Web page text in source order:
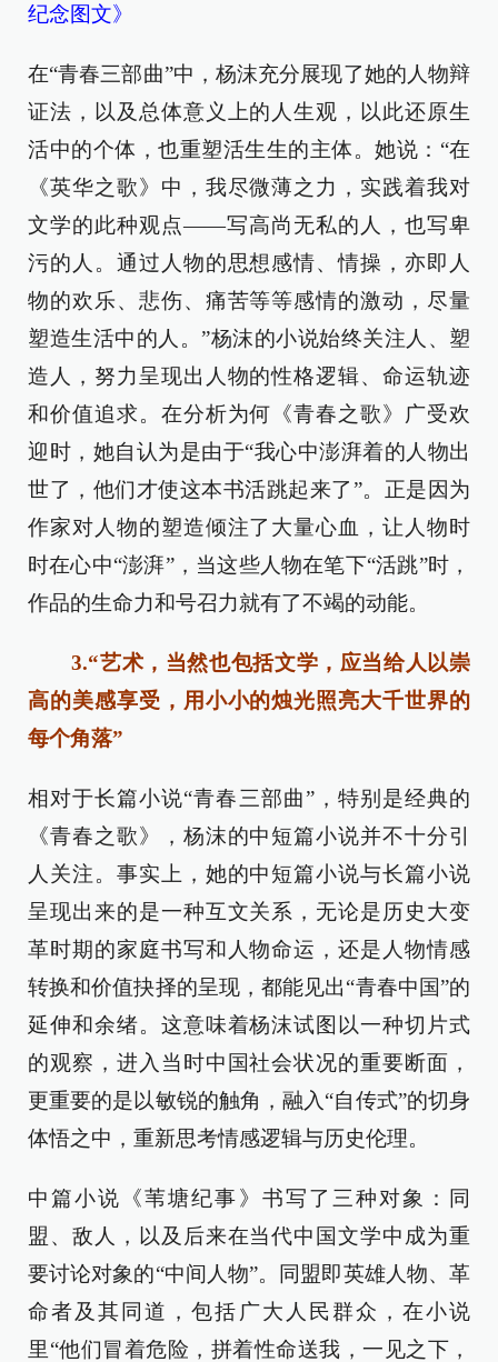
纪念图文》
在“青春三部曲”中，杨沫充分展现了她的人物辩
证法，以及总体意义上的人生观，以此还原生
活中的个体，也重塑活生生的主体。她说：“在
《英华之歌》中，我尽微薄之力，实践着我对
文学的此种观点——写高尚无私的人，也写卑
污的人。通过人物的思想感情、情操，亦即人
物的欢乐、悲伤、痛苦等等感情的激动，尽量
塑造生活中的人。”杨沫的小说始终关注人、塑
造人，努力呈现出人物的性格逻辑、命运轨迹
和价值追求。在分析为何《青春之歌》广受欢
迎时，她自认为是由于“我心中澎湃着的人物出
世了，他们才使这本书活跳起来了”。正是因为
作家对人物的塑造倾注了大量心血，让人物时
时在心中“澎湃”，当这些人物在笔下“活跳”时，
作品的生命力和号召力就有了不竭的动能。
3.“艺术，当然也包括文学，应当给人以崇
高的美感享受，用小小的烛光照亮大千世界的
每个角落”
相对于长篇小说“青春三部曲”，特别是经典的
《青春之歌》，杨沫的中短篇小说并不十分引
人关注。事实上，她的中短篇小说与长篇小说
呈现出来的是一种互文关系，无论是历史大变
革时期的家庭书写和人物命运，还是人物情感
转换和价值抉择的呈现，都能见出“青春中国”的
延伸和余绪。这意味着杨沫试图以一种切片式
的观察，进入当时中国社会状况的重要断面，
更重要的是以敏锐的触角，融入“自传式”的切身
体悟之中，重新思考情感逻辑与历史伦理。
中篇小说《苇塘纪事》书写了三种对象：同
盟、敌人，以及后来在当代中国文学中成为重
要讨论对象的“中间人物”。同盟即英雄人物、革
命者及其同道，包括广大人民群众，在小说
里“他们冒着危险，拼着性命送我，一见之下，